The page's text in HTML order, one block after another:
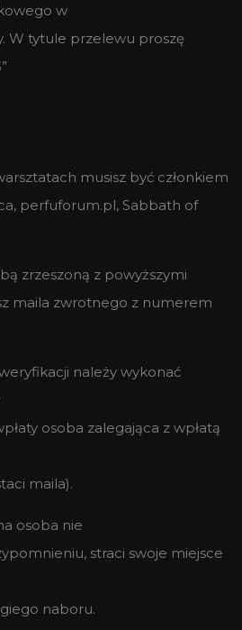
w
W tytule przelewu proszę
musisz być członkiem
perfuforum.pl, Sabbath of
zrzeszoną z powyższymi
maila zwrotnego z numerem
należy wykonać
osoba zalegająca z wpłatą
maila).
osoba nie
straci swoje miejsce
naboru.